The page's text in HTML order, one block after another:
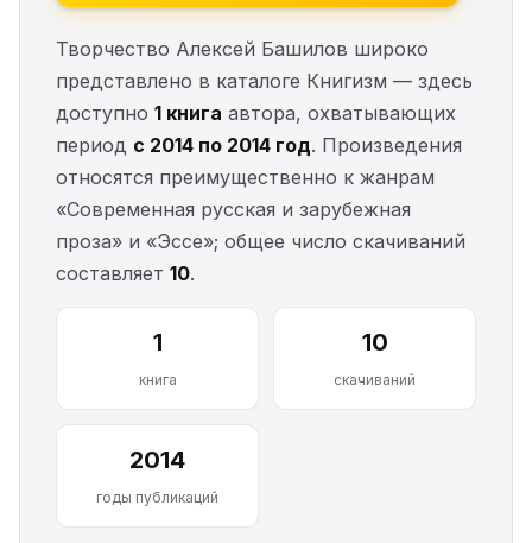
Творчество Алексей Башилов широко
представлено в каталоге Книгизм — здесь
доступно 1 книга автора, охватывающих
период с 2014 по 2014 год. Произведения
относятся преимущественно к жанрам
«Современная русская и зарубежная
проза» и «Эссе»; общее число скачиваний
составляет 10.
1
книга
10
скачиваний
2014
годы публикаций